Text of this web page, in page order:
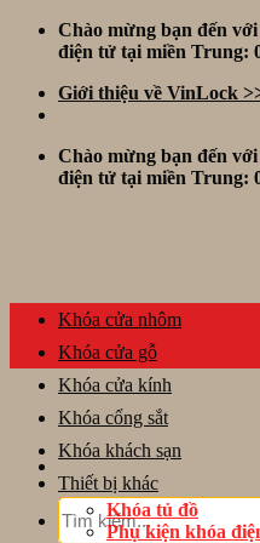
Skip
Chào mừng bạn đến
điện tử tại miền Trung:
Giới thiệu về VinLock
Chào mừng bạn đến
điện tử tại miền Trung:
Tìm
kiếm:
Khóa cửa nhôm
Khóa cửa gỗ
Khóa cửa kính
Khóa cổng sắt
Khóa khách sạn
Thiết bị khác
Khóa tủ đồ
Phụ kiện khóa